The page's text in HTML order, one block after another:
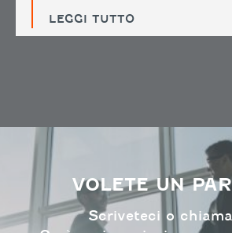
LEGGI TUTTO
VOLETE UN
Scriveteci o